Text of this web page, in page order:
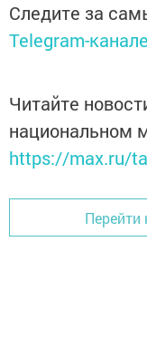
Следите за
Telegram-канале
Читайте
национальном
https://max.ru/
Перейти